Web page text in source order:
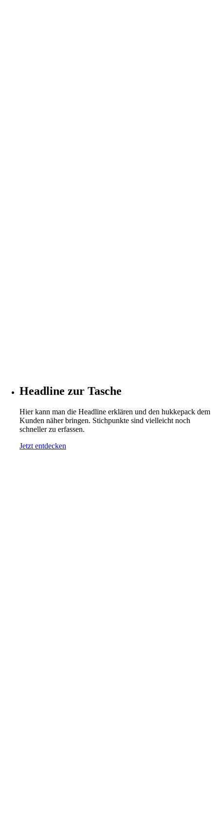
Headline zur Tasche
Hier kann man die Headline erklären und den hukkepack dem
Kunden näher bringen. Stichpunkte sind vielleicht noch
schneller zu erfassen.
Jetzt entdecken